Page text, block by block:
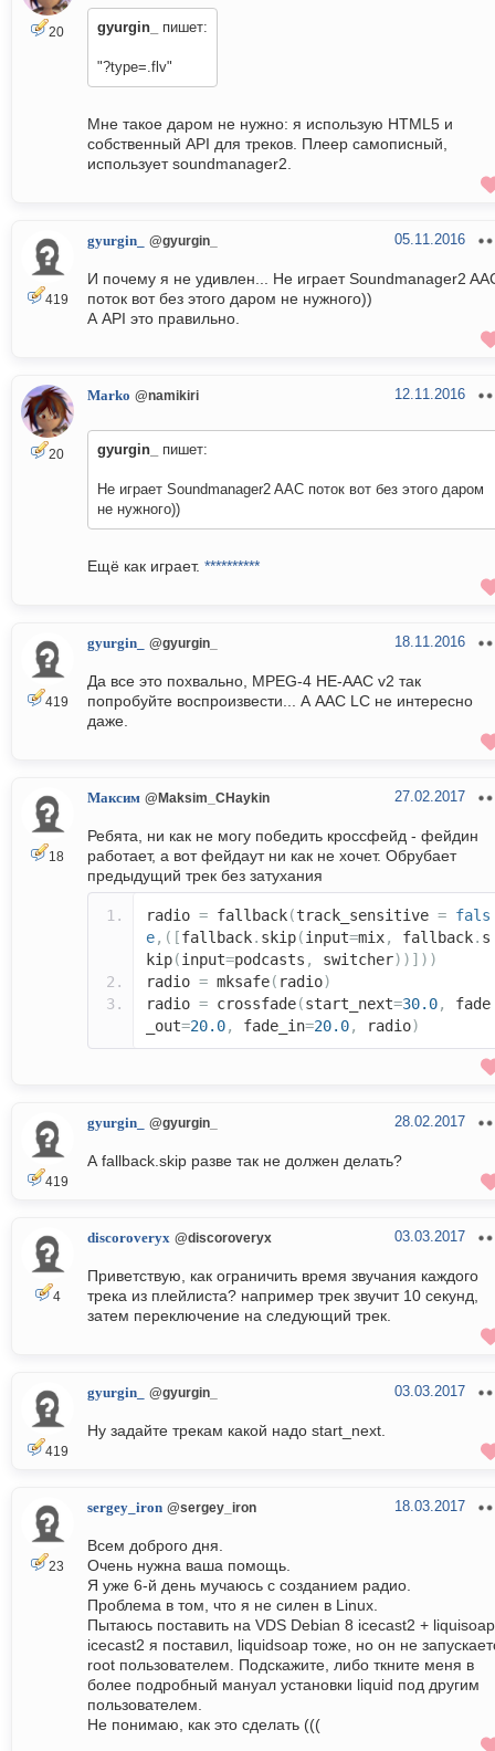
20 gyurgin_ пишет:
"?type=.flv"
Мне такое даром не нужно: я использую HTML5 и
собственный API для треков. Плеер самописный,
использует soundmanager2.
419
gyurgin_ @gyurgin_ 05.11.2016
И почему я не удивлен... Не играет Soundmanager2
поток вот без этого даром не нужного))
А API это правильно.
20
Marko @namikiri 12.11.2016
gyurgin_ пишет:
Не играет Soundmanager2 AAC поток вот без этого даром
не нужного))
Ещё как играет. **********
419
gyurgin_ @gyurgin_ 18.11.2016
Да все это похвально, MPEG-4 HE-AAC v2 так
попробуйте воспроизвести... А AAC LC не интересно
даже.
18
Максим @Maksim_CHaykin 27.02.2017
Ребята, ни как не могу победить кроссфейд - фейдин
работает, а вот фейдаут ни как не хочет. Обрубает
предыдущий трек без затухания
radio = fallback(track_sensitive = fals
e,([fallback. skip(input=mix, fallback. s
kip(input=podcasts , switcher))]))
radio = mksafe( radio)
radio = crossfade(start_next=30.0,
fade
_out=20.0, fade_in=20.0, radio)
419
gyurgin_ @gyurgin_ 28.02.2017
А fallback.skip разве так не должен делать?
4
discoroveryx @discoroveryx 03.03.2017
Приветствую, как ограничить время звучания каждого
трека из плейлиста? например трек звучит 10 секунд,
затем переключение на следующий трек.
419
gyurgin_ @gyurgin_ 03.03.2017
Ну задайте трекам какой надо start_next.
23
sergey_iron @sergey_iron 18.03.2017
Всем доброго дня.
Очень нужна ваша помощь.
Я уже 6-й день мучаюсь с созданием радио.
Проблема в том, что я не силен в Linux.
Пытаюсь поставить на VDS Debian 8 icecast2 +
icecast2 я поставил, liquidsoap тоже, но он не
root пользователем. Подскажите, либо ткните меня в
более подробный мануал установки liquid под другим
пользователем.
Не понимаю, как это сделать (((